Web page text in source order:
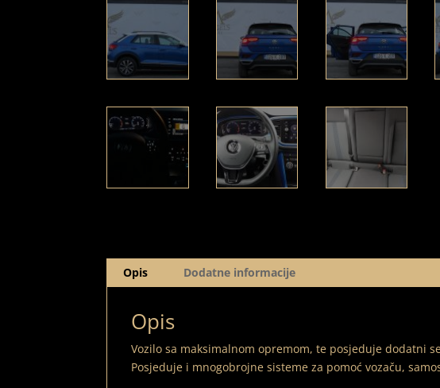
Opis Dodatne informacije
Opis
Vozilo sa maksimalnom opremom, te posjeduje dodatni
Posjeduje i mnogobrojne sisteme za pomoć vozaču,